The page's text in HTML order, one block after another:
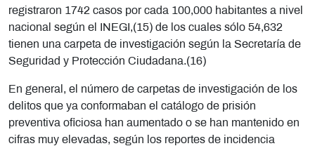
registraron 1742 casos por cada 100,000 habitantes a nivel
nacional según el INEGI,(15) de los cuales sólo 54,632
tienen una carpeta de investigación según la Secretaría de
Seguridad y Protección Ciudadana.(16)
En general, el número de carpetas de investigación de los
delitos que ya conformaban el catálogo de prisión
preventiva oficiosa han aumentado o se han mantenido en
cifras muy elevadas, según los reportes de incidencia